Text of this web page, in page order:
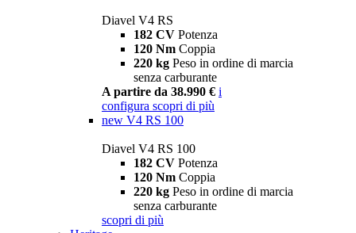
Diavel V4 RS
182 CV Potenza
120 Nm Coppia
220 kg Peso in ordine di marcia
senza carburante
A partire da 38.990 € i
configura scopri di più
new V4 RS 100
Diavel V4 RS 100
182 CV Potenza
120 Nm Coppia
220 kg Peso in ordine di marcia
senza carburante
scopri di più